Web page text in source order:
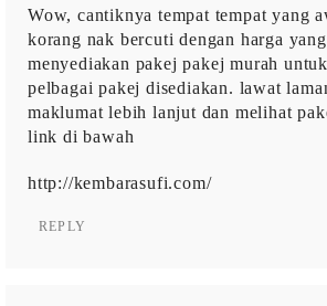
Wow, cantiknya tempat tempat yang
korang nak bercuti dengan harga
menyediakan pakej pakej murah
pelbagai pakej disediakan. lawat
maklumat lebih lanjut dan melihat
link di bawah
http://kembarasufi.com/
REPLY